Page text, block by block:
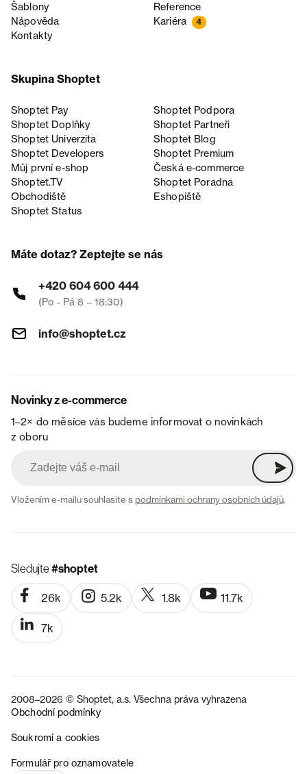
Šablony
Reference
Nápověda
Kariéra 4
Kontakty
Skupina Shoptet
Shoptet Pay
Shoptet Podpora
Shoptet Doplňky
Shoptet Partneři
Shoptet Univerzita
Shoptet Blog
Shoptet Developers
Shoptet Premium
Můj první e-shop
Česká e‑commerce
Shoptet.TV
Shoptet Poradna
Obchodiště
Eshopiště
Shoptet Status
Máte dotaz? Zeptejte se nás
+420 604 600 444
(Po - Pá 8 – 18:30)
info@shoptet.cz
Novinky z e-commerce
1–2× do měsíce vás budeme informovat o novinkách
z oboru
Vložením e-mailu souhlasíte spodmínkami ochrany osobních údajů.
Sledujte#shoptet
26k 5.2k 1.8k 11.7k
7k
2008–2026 © Shoptet, a.s. Všechna práva vyhrazena
Obchodní podmínky
Soukromí a cookies
Formulář pro oznamovatele